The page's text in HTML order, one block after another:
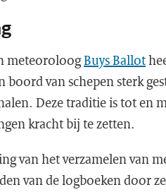
meteoroloogBuys Ballot
boord van schepen sterk
Deze traditie is tot en
kracht bij te zetten.
van het verzamelen van
van de logboeken door